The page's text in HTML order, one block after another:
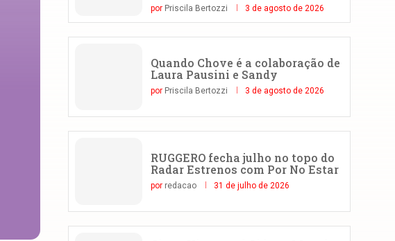
por Priscila Bertozzi 3 de agosto de 2026
Quando Chove é a colaboração de
Laura Pausini e Sandy
por Priscila Bertozzi 3 de agosto de 2026
RUGGERO fecha julho no topo do
Radar Estrenos com Por No Estar
por redacao 31 de julho de 2026